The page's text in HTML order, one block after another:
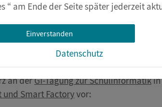
“ am Ende der Seite später jederzeit
Einverstanden
Datenschutz
smarte
Schulinformatik
an derGI-Tagung zur Schulinformatikin
Smart Factoryvor: